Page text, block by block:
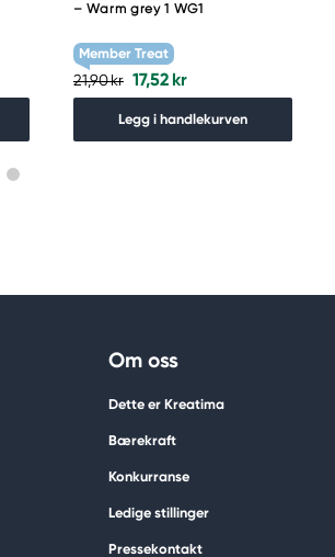
– Warm grey 1 WG1
Member Treat
21,90 kr 17,52 kr
Legg i handlekurven
Om oss
Dette er Kreatima
Bærekraft
Konkurranse
Ledige stillinger
Pressekontakt